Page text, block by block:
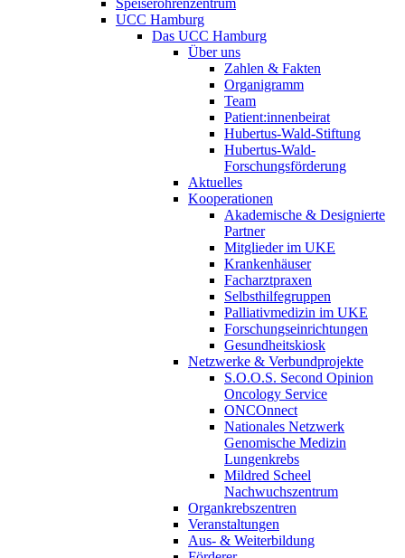
Speiseröhrenzentrum
UCC Hamburg
Das UCC Hamburg
Über uns
Zahlen & Fakten
Organigramm
Team
Patient:innenbeirat
Hubertus-Wald-Stiftung
Hubertus-Wald-
Forschungsförderung
Aktuelles
Kooperationen
Akademische & Designierte
Partner
Mitglieder im UKE
Krankenhäuser
Facharztpraxen
Selbsthilfegruppen
Palliativmedizin im UKE
Forschungseinrichtungen
Gesundheitskiosk
Netzwerke & Verbundprojekte
S.O.O.S. Second Opinion
Oncology Service
ONCOnnect
Nationales Netzwerk
Genomische Medizin
Lungenkrebs
Mildred Scheel
Nachwuchszentrum
Organkrebszentren
Veranstaltungen
Aus- & Weiterbildung